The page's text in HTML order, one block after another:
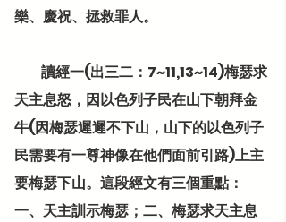
樂、慶祝、拯救罪人。
天主息怒，因以色列子民在山下朝拜金
牛(因梅瑟遲遲不下山，山下的以色列子
民需要有一尊神像在他們面前引路)上主
要梅瑟下山。這段經文有三個重點：
一、天主訓示梅瑟；二、梅瑟求天主息